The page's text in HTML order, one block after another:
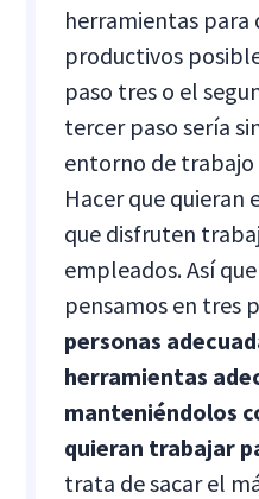
herramientas para
productivos
paso tres o el
tercer paso sería
entorno de
Hacer que quieran
que disfruten
empleados. Así
pensamos en tres
personas
herramientas
manteniéndolos
quieran trabajar
trata de sacar el